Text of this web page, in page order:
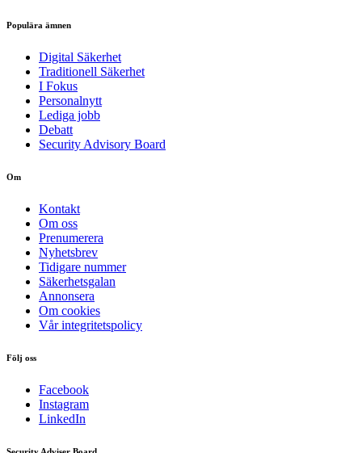
Populära ämnen
Digital Säkerhet
Traditionell Säkerhet
I Fokus
Personalnytt
Lediga jobb
Debatt
Security Advisory Board
Om
Kontakt
Om oss
Prenumerera
Nyhetsbrev
Tidigare nummer
Säkerhetsgalan
Annonsera
Om cookies
Vår integritetspolicy
Följ oss
Facebook
Instagram
LinkedIn